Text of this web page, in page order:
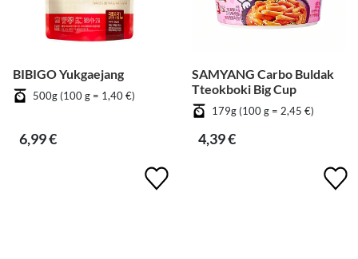
BIBIGO Yukgaejang
500g (100 g = 1,40 €)
6,99 €
SAMYANG Carbo Buldak
Tteokboki Big Cup
179g (100 g = 2,45 €)
4,39 €